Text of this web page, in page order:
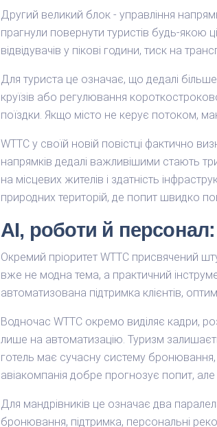
Другий великий блок - управління
прагнули повернути туристів будь-
відвідувачів у пікові години, тиск на
Для туриста це означає, що дедалі
круїзів або регулювання
поїздки. Якщо місто не керує потоком,
WTTC у своїй новій повістці фактично
напрямків дедалі важливішими стають
на місцевих жителів і здатність
природних територій, де попит швидко
AI, роботи й персонал:
Окремий пріоритет WTTC присвячений
вже не модна тема, а практичний
автоматизована підтримка клієнтів,
Водночас WTTC окремо виділяє кадри,
лише на автоматизацію. Туризм
готель має сучасну систему бронювання,
авіакомпанія добре прогнозує попит,
Для мандрівників це означає два
бронювання, підтримка, персональні